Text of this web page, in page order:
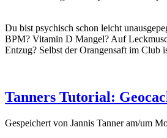
Du bist psychisch schon leicht
BPM? Vitamin D Mangel? Auf
Entzug? Selbst der Orangensaft im Club
Tanners Tutorial:
Gespeichert von Jannis Tanneram/um